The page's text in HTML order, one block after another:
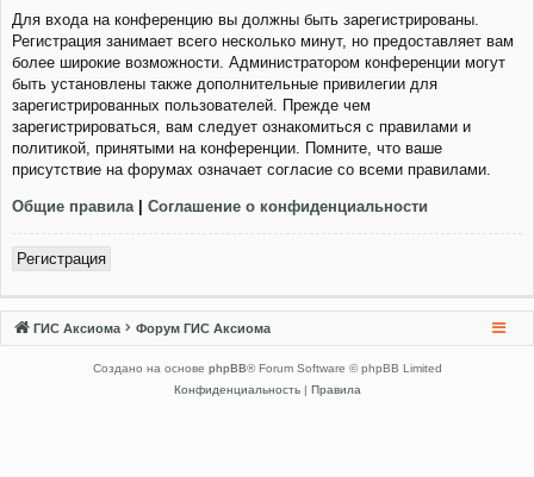
Для входа на конференцию вы должны быть зарегистрированы.
Регистрация занимает всего несколько минут, но предоставляет вам
более широкие возможности. Администратором конференции могут
быть установлены также дополнительные привилегии для
зарегистрированных пользователей. Прежде чем
зарегистрироваться, вам следует ознакомиться с правилами и
политикой, принятыми на конференции. Помните, что ваше
присутствие на форумах означает согласие со всеми правилами.
Общие правила | Соглашение о конфиденциальности
Регистрация
ГИС Аксиома Форум ГИС Аксиома
Создано на основе phpBB® Forum Software © phpBB Limited
Конфиденциальность| Правила